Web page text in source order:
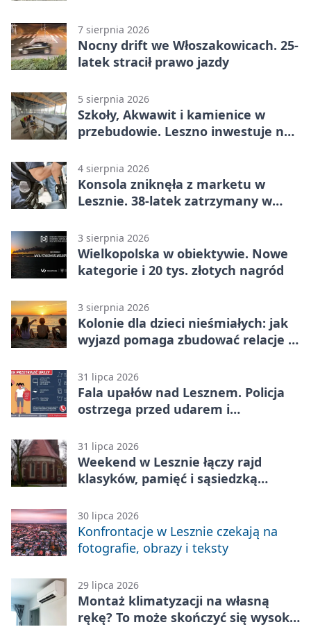
7 sierpnia 2026
Nocny drift we Włoszakowicach. 25-
latek stracił prawo jazdy
5 sierpnia 2026
Szkoły, Akwawit i kamienice w
przebudowie. Leszno inwestuje na
4 sierpnia 2026
Konsola zniknęła z marketu w
Lesznie. 38-latek zatrzymany w
3 sierpnia 2026
Wielkopolska w obiektywie. Nowe
kategorie i 20 tys. złotych nagród
3 sierpnia 2026
Kolonie dla dzieci nieśmiałych: jak
wyjazd pomaga zbudować relacje z
31 lipca 2026
Fala upałów nad Lesznem. Policja
ostrzega przed udarem i
31 lipca 2026
Weekend w Lesznie łączy rajd
klasyków, pamięć i sąsiedzką
30 lipca 2026
Konfrontacje w Lesznie czekają na
fotografie, obrazy i teksty
29 lipca 2026
Montaż klimatyzacji na własną
rękę? To może skończyć się wysoką